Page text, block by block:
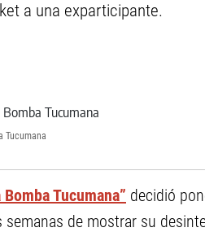
a una exparticipante.
Tucumana
Tucumana” decidió
semanas de mostrar su